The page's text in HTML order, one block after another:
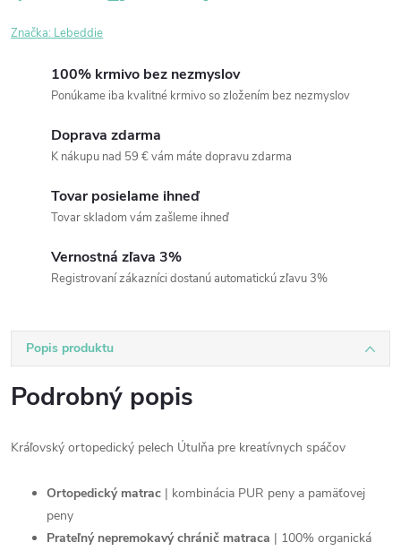
Značka: Lebeddie
100% krmivo bez nezmyslov
Ponúkame iba kvalitné krmivo so zložením bez nezmyslov
Doprava zdarma
K nákupu nad 59 € vám máte dopravu zdarma
Tovar posielame ihneď
Tovar skladom vám zašleme ihneď
Vernostná zľava 3%
Registrovaní zákazníci dostanú automatickú zľavu 3%
Popis produktu
Podrobný popis
Kráľovský ortopedický pelech Útulňa pre kreatívnych spáčov
Ortopedický matrac | kombinácia PUR peny a pamäťovej
peny
Prateľný nepremokavý chránič matraca | 100% organická